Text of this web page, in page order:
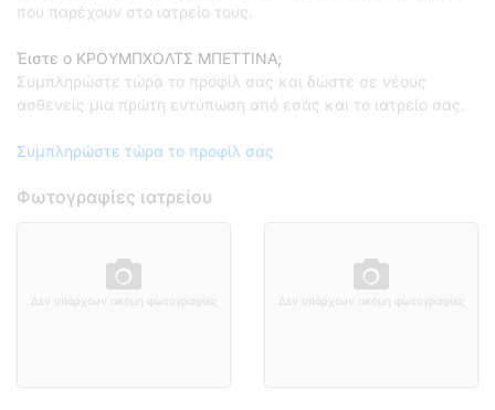
που παρέχουν στο ιατρείο τους.
Έιστε ο ΚΡΟΥΜΠΧΟΛΤΣ ΜΠΕΤΤΙΝΑ;
Συμπληρώστε τώρα το προφίλ σας και δώστε σε νέους
ασθενείς μια πρώτη εντύπωση από εσάς και το ιατρείο σας.
Συμπληρώστε τώρα το προφίλ σας
Φωτογραφίες ιατρείου
Δεν υπάρχουν ακόμη φωτογραφίες Δεν υπάρχουν ακόμη φωτογραφίες